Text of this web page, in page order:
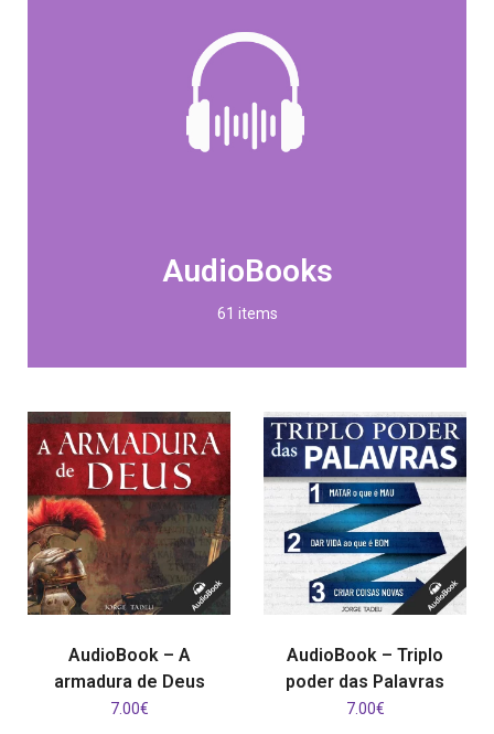
AudioBooks
61 items
ADICIONAR
AudioBook – A
armadura de Deus
7.00€
ADICIONAR
AudioBook – Triplo
poder das Palavras
7.00€